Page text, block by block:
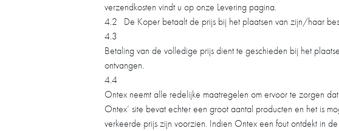
verzendkosten vindt u op onze Levering pagina.
4.2
De Koper betaalt de prijs bij het plaatsen van zijn/haar
4.3
Betaling van de volledige prijs dient te geschieden bij het
ontvangen.
4.4
Ontex neemt alle redelijke maatregelen om ervoor te zorgen
Ontex’ site bevat echter een groot aantal producten en het is
verkeerde prijs zijn voorzien. Indien Ontex een fout ontdekt in